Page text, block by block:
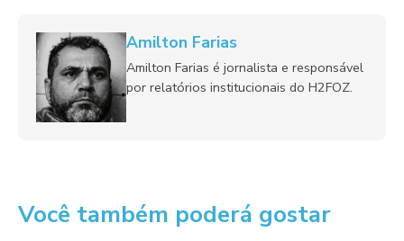
Amilton Farias
Amilton Farias é jornalista e responsável
por relatórios institucionais do H2FOZ.
Você também poderá gostar